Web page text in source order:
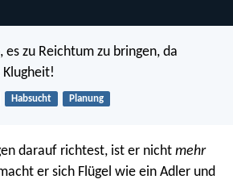
zu Reichtum zu bringen, da
Habsucht Planung
darauf richtest, ist er nicht mehr
er sich Flügel wie ein Adler und